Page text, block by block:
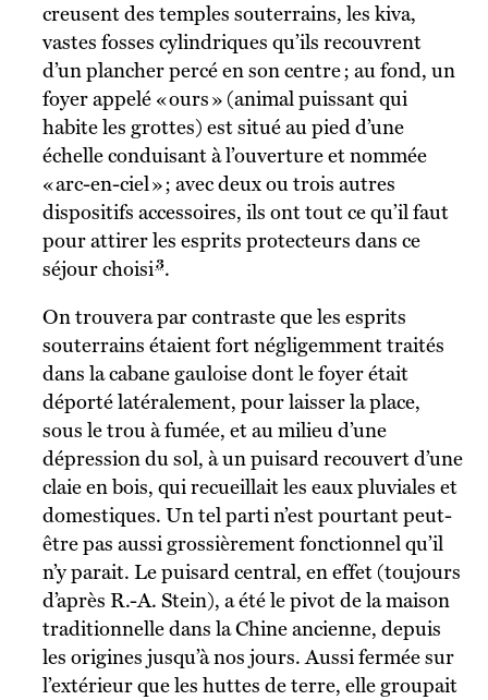
creusent des temples souterrains, les kiva,
vastes fosses cylindriques qu’ils recouvrent
d’un plancher percé en son centre ; au fond, un
foyer appelé « ours » (animal puissant qui
habite les grottes) est situé au pied d’une
échelle conduisant à l’ouverture et nommée
« arc-en-ciel » ; avec deux ou trois autres
dispositifs accessoires, ils ont tout ce qu’il faut
pour attirer les esprits protecteurs dans ce
séjour choisi3.
On trouvera par contraste que les esprits
souterrains étaient fort négligemment traités
dans la cabane gauloise dont le foyer était
déporté latéralement, pour laisser la place,
sous le trou à fumée, et au milieu d’une
dépression du sol, à un puisard recouvert d’une
claie en bois, qui recueillait les eaux pluviales et
domestiques. Un tel parti n’est pourtant peut-
être pas aussi grossièrement fonctionnel qu’il
n’y parait. Le puisard central, en effet (toujours
d’après R.-A. Stein), a été le pivot de la maison
traditionnelle dans la Chine ancienne, depuis
les origines jusqu’à nos jours. Aussi fermée sur
l’extérieur que les huttes de terre, elle groupait